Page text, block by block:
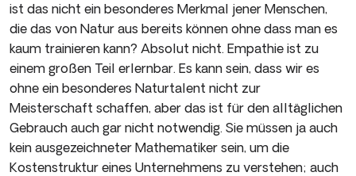
ist das nicht ein besonderes Merkmal jener Menschen,
die das von Natur aus bereits können ohne dass man es
kaum trainieren kann? Absolut nicht. Empathie ist zu
einem großen Teil erlernbar. Es kann sein, dass wir es
ohne ein besonderes Naturtalent nicht zur
Meisterschaft schaffen, aber das ist für den alltäglichen
Gebrauch auch gar nicht notwendig. Sie müssen ja auch
kein ausgezeichneter Mathematiker sein, um die
Kostenstruktur eines Unternehmens zu verstehen; auch